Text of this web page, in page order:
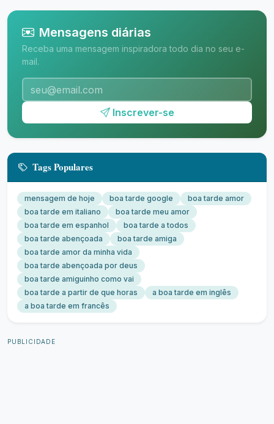
Mensagens diárias
Receba uma mensagem inspiradora todo dia no seu e-
mail.
Inscrever-se
Tags Populares
mensagem de hoje boa tarde google
boa tarde amor
boa tarde em italiano
boa tarde meu amor
boa tarde em espanhol
boa tarde a todos
boa tarde abençoada
boa tarde amiga
boa tarde amor da minha vida
boa tarde abençoada por deus
boa tarde amiguinho como vai
boa tarde a partir de que horas
a boa tarde em inglês
a boa tarde em francês
PUBLICIDADE